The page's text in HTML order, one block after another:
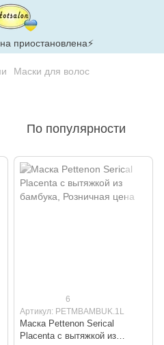
приостановлена⚡
Маски для волос
По популярности
6
Артикул: PETMBAMBUK.1L
Маска Pettenon Serical
Placenta с вытяжкой из